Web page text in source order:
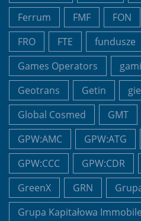
Ferrum
FMF FON
FRO
FTE fundusze
Games Operators
Geotrans
Getin
Global Cosmed
GMT
GPW:AMC
GPW:ATG
GPW:CCC
GPW:CDR
GreenX
GRN
Grupa Kapitałowa Immobile